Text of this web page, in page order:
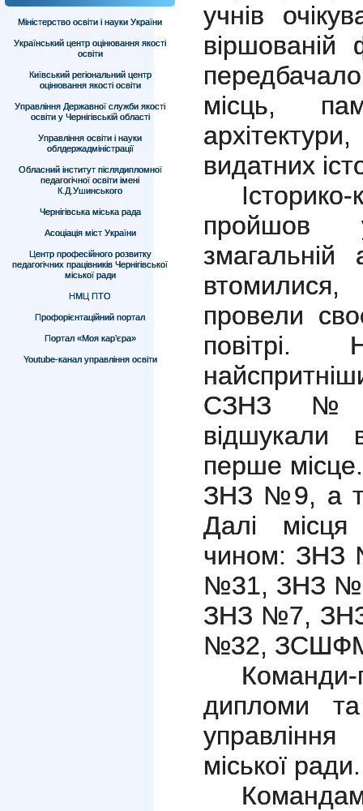
Міністерство освіти і науки України
Український центр оцінювання якості
освіти
Київський регіональний центр
оцінювання якості освіти
Управління Державної служби якості
освіти у Чернігівській області
Управління освіти і науки
облдержадміністрації
Обласний інститут післядипломної
педагогічної освіти імені
К.Д.Ушинського
Чернігівська міська рада
Асоціація міст України
Центр професійного розвитку
педагогічних працівників Чернігівської
міської ради
НМЦ ПТО
Профорієнтаційний портал
Портал «Моя кар’єра»
Youtube-канал управління освіти
учнів
віршованій
місць,
видатних
пройшов
змагальній
провели
повітрі.
СЗНЗ
відшукали
перше
ЗНЗ №9, а
Далі місця
чином: ЗНЗ
№31, ЗНЗ
ЗНЗ №7,
№32,
дипломи та
управління
міської ради.